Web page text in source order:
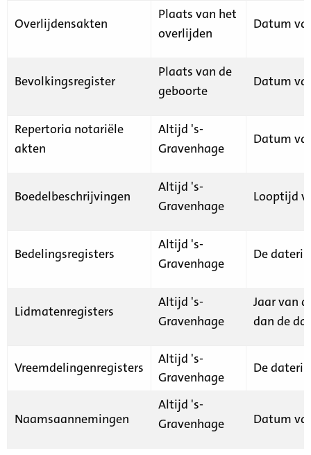
Overlijdensakten
Plaats van het
overlijden
Datum
Bevolkingsregister
Plaats van de
geboorte
Datum
Repertoria notariële
akten
Altijd 's-
Gravenhage
Datum
Boedelbeschrijvingen
Altijd 's-
Gravenhage
Looptijd
Bedelingsregisters
Altijd 's-
Gravenhage
De
Lidmatenregisters
Altijd 's-
Gravenhage
Jaar van
dan de
Vreemdelingenregisters
Altijd 's-
Gravenhage
De
Naamsaannemingen
Altijd 's-
Gravenhage
Datum